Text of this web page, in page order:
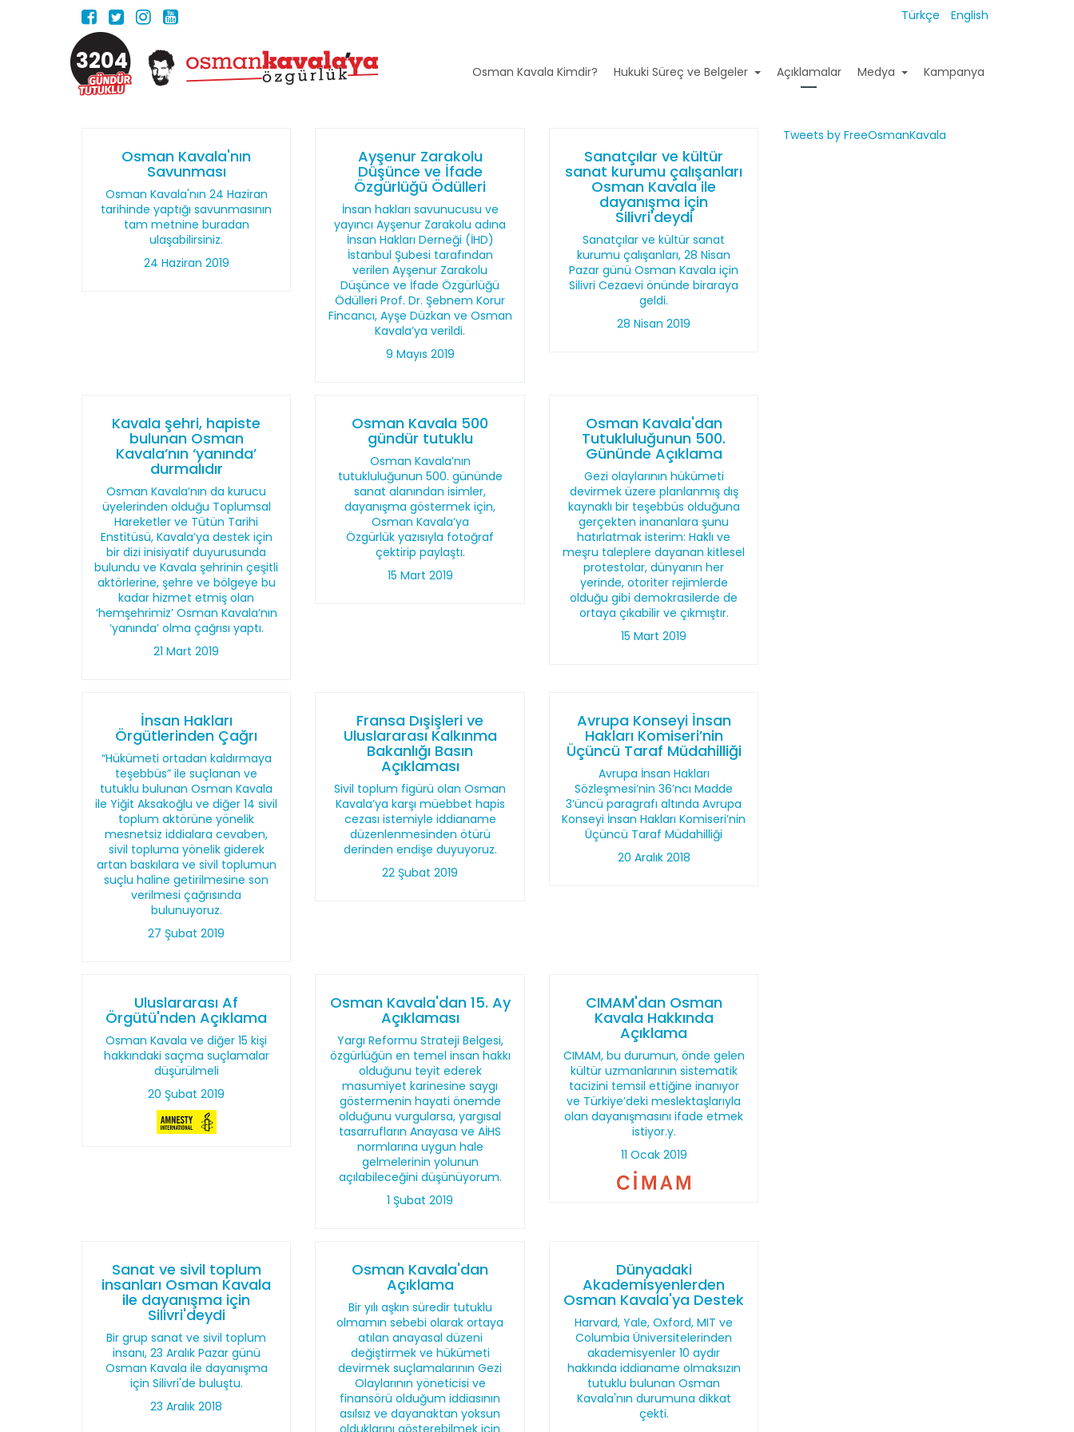
Türkçe English
3204 Osman Kavala Kimdir? Hukuki Süreç ve Belgeler Açıklamalar Medya Kampanya
Osman Kavala'nın
Savunması
Osman Kavala'nın 24 Haziran
tarihinde yaptığı savunmasının
tam metnine buradan
ulaşabilirsiniz.
24 Haziran 2019
Ayşenur Zarakolu
Düşünce ve İfade
Özgürlüğü Ödülleri
İnsan hakları savunucusu ve
yayıncı Ayşenur Zarakolu adına
İnsan Hakları Derneği (İHD)
İstanbul Şubesi tarafından
verilen Ayşenur Zarakolu
Düşünce ve İfade Özgürlüğü
Ödülleri Prof. Dr. Şebnem Korur
Fincancı, Ayşe Düzkan ve Osman
Kavala’ya verildi.
9 Mayıs 2019
Sanatçılar ve kültür
sanat kurumu çalışanları
Osman Kavala ile
dayanışma için
Silivri'deydi
Sanatçılar ve kültür sanat
kurumu çalışanları, 28 Nisan
Pazar günü Osman Kavala için
Silivri Cezaevi önünde biraraya
geldi.
28 Nisan 2019
Kavala şehri, hapiste
bulunan Osman
Kavala’nın ‘yanında’
durmalıdır
Osman Kavala’nın da kurucu
üyelerinden olduğu Toplumsal
Hareketler ve Tütün Tarihi
Enstitüsü, Kavala’ya destek için
bir dizi inisiyatif duyurusunda
bulundu ve Kavala şehrinin çeşitli
aktörlerine, şehre ve bölgeye bu
kadar hizmet etmiş olan
‘hemşehrimiz’ Osman Kavala’nın
‘yanında’ olma çağrısı yaptı.
21 Mart 2019
Osman Kavala 500
gündür tutuklu
Osman Kavala’nın
tutukluluğunun 500. gününde
sanat alanından isimler,
dayanışma göstermek için,
Osman Kavala’ya
Özgürlük yazısıyla fotoğraf
çektirip paylaştı.
15 Mart 2019
Osman Kavala'dan
Tutukluluğunun 500.
Gününde Açıklama
Gezi olaylarının hükümeti
devirmek üzere planlanmış dış
kaynaklı bir teşebbüs olduğuna
gerçekten inananlara şunu
hatırlatmak isterim: Haklı ve
meşru taleplere dayanan kitlesel
protestolar, dünyanın her
yerinde, otoriter rejimlerde
olduğu gibi demokrasilerde de
ortaya çıkabilir ve çıkmıştır.
15 Mart 2019
İnsan Hakları
Örgütlerinden Çağrı
“Hükümeti ortadan kaldırmaya
teşebbüs” ile suçlanan ve
tutuklu bulunan Osman Kavala
ile Yiğit Aksakoğlu ve diğer 14 sivil
toplum aktörüne yönelik
mesnetsiz iddialara cevaben,
sivil topluma yönelik giderek
artan baskılara ve sivil toplumun
suçlu haline getirilmesine son
verilmesi çağrısında
bulunuyoruz.
27 Şubat 2019
Fransa Dışişleri ve
Uluslararası Kalkınma
Bakanlığı Basın
Açıklaması
Sivil toplum figürü olan Osman
Kavala’ya karşı müebbet hapis
cezası istemiyle iddianame
düzenlenmesinden ötürü
derinden endişe duyuyoruz.
22 Şubat 2019
Avrupa Konseyi İnsan
Hakları Komiseri’nin
Üçüncü Taraf Müdahilliği
Avrupa İnsan Hakları
Sözleşmesi’nin 36’ncı Madde
3’üncü paragrafı altında Avrupa
Konseyi İnsan Hakları Komiseri’nin
Üçüncü Taraf Müdahilliği
20 Aralık 2018
Uluslararası Af
Örgütü'nden Açıklama
Osman Kavala ve diğer 15 kişi
hakkındaki saçma suçlamalar
düşürülmeli
20 Şubat 2019
Osman Kavala'dan 15. Ay
Açıklaması
Yargı Reformu Strateji Belgesi,
özgürlüğün en temel insan hakkı
olduğunu teyit ederek
masumiyet karinesine saygı
göstermenin hayati önemde
olduğunu vurgularsa, yargısal
tasarrufların Anayasa ve AİHS
normlarına uygun hale
gelmelerinin yolunun
açılabileceğini düşünüyorum.
1 Şubat 2019
CIMAM'dan Osman
Kavala Hakkında
Açıklama
CIMAM, bu durumun, önde gelen
kültür uzmanlarının sistematik
tacizini temsil ettiğine inanıyor
ve Türkiye’deki meslektaşlarıyla
olan dayanışmasını ifade etmek
istiyor.y.
11 Ocak 2019
Sanat ve sivil toplum
insanları Osman Kavala
ile dayanışma için
Silivri'deydi
Bir grup sanat ve sivil toplum
insanı, 23 Aralık Pazar günü
Osman Kavala ile dayanışma
için Silivri'de buluştu.
23 Aralık 2018
Osman Kavala'dan
Açıklama
Bir yılı aşkın süredir tutuklu
olmamın sebebi olarak ortaya
atılan anayasal düzeni
değiştirmek ve hükümeti
devirmek suçlamalarının Gezi
Olaylarının yöneticisi ve
finansörü olduğum iddiasının
asılsız ve dayanaktan yoksun
olduklarını gösterebilmek için
Dünyadaki
Akademisyenlerden
Osman Kavala'ya Destek
Harvard, Yale, Oxford, MIT ve
Columbia Üniversitelerinden
akademisyenler 10 aydır
hakkında iddianame olmaksızın
tutuklu bulunan Osman
Kavala'nın durumuna dikkat
çekti.
Tweets by FreeOsmanKavala